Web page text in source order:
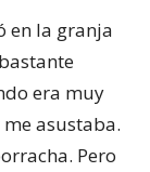
en la granja
era muy
asustaba.
Pero